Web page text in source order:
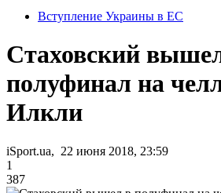
Вступление Украины в ЕС
Стаховский
полуфинал на
Илкли
iSport.ua, 22 июня 2018, 23:59
1
387